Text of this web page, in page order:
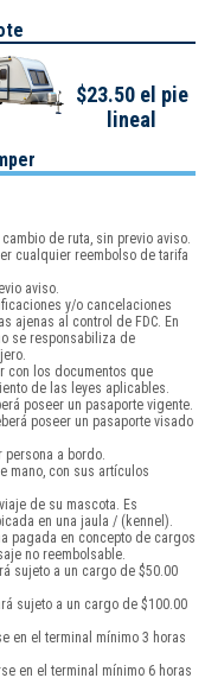
$23.50 el pie
lineal
de ruta, sin previo aviso.
cualquier reembolso de tarifa
aviso.
y/o cancelaciones
ajenas al control de FDC. En
se responsabiliza de
con los documentos que
de las leyes aplicables.
poseer un pasaporte vigente.
poseer un pasaporte visado
persona a bordo.
mano, con sus artículos
de su mascota. Es
en una jaula / (kennel).
pagada en concepto de cargos
no reembolsable.
sujeto a un cargo de $50.00
sujeto a un cargo de $100.00
en el terminal mínimo 3 horas
en el terminal mínimo 6 horas